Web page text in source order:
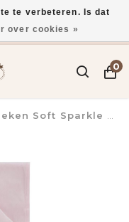
verzonden*
0
Zilver-Roze Melee
te verbeteren. Is dat
over cookies »